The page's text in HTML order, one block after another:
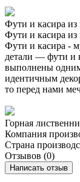
Фути и касира
Фути и касира
Фути и касира -
детали — фути и
выполнены
идентичным
то перед нами
Горная
Компания
Страна
Отзывов (0)
Написать отзыв